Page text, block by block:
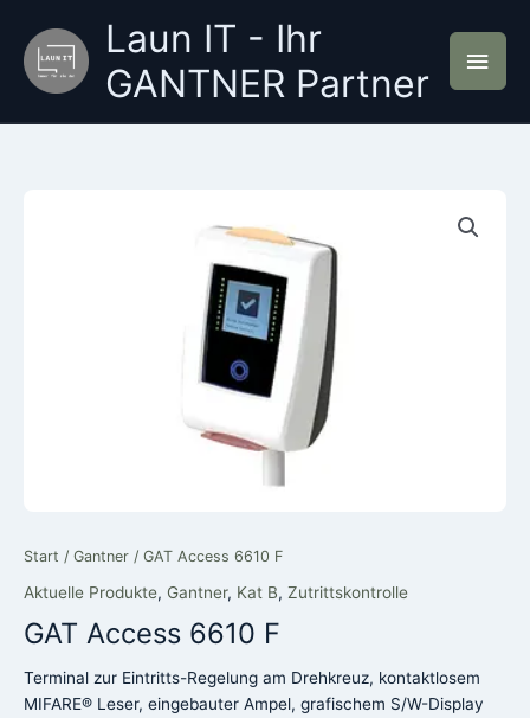
Inhalt
springen
Laun IT - Ihr
GANTNER Partner
Start / Gantner / GAT Access 6610 F
Aktuelle Produkte, Gantner, Kat B, Zutrittskontrolle
GAT Access 6610 F
Terminal zur Eintritts-Regelung am Drehkreuz, kontaktlosem
MIFARE® Leser, eingebauter Ampel, grafischem S/W-Display